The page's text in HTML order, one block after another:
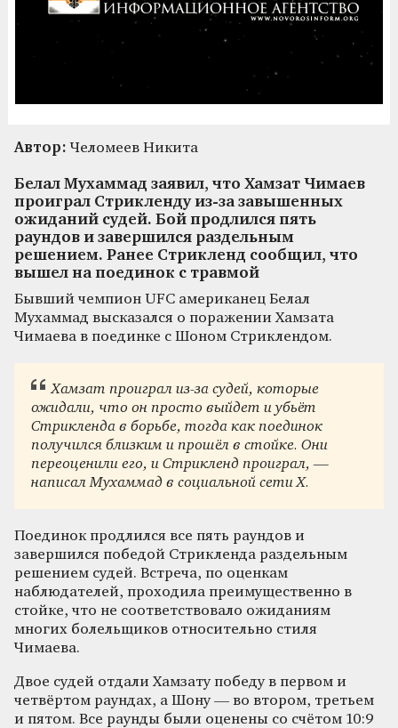
Автор: Челомеев Никита
Белал Мухаммад заявил, что Хамзат Чимаев
проиграл Стрикленду из-за завышенных
ожиданий судей. Бой продлился пять
раундов и завершился раздельным
решением. Ранее Стрикленд сообщил, что
вышел на поединок с травмой
Бывший чемпион UFC американец Белал
Мухаммад высказался о поражении Хамзата
Чимаева в поединке с Шоном Стриклендом.
Хамзат проиграл из-за судей, которые
ожидали, что он просто выйдет и убьёт
Стрикленда в борьбе, тогда как поединок
получился близким и прошёл в стойке. Они
переоценили его, и Стрикленд проиграл, —
написал Мухаммад в социальной сети X.
Поединок продлился все пять раундов и
завершился победой Стрикленда раздельным
решением судей. Встреча, по оценкам
наблюдателей, проходила преимущественно в
стойке, что не соответствовало ожиданиям
многих болельщиков относительно стиля
Чимаева.
Двое судей отдали Хамзату победу в первом и
четвёртом раундах, а Шону — во втором, третьем
и пятом. Все раунды были оценены со счётом 10:9